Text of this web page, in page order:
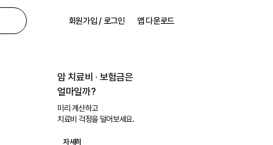
회원가입 / 로그인 앱 다운로드
암 치료비 ∙ 보험금은
얼마일까?
미리 계산하고
치료비 걱정을 덜어보세요.
자세히